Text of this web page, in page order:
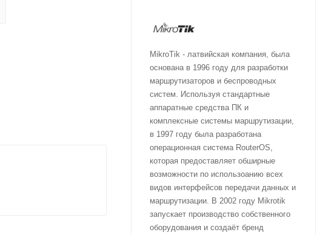
MikroTik - латвийская компания, была
основана в 1996 году для разработки
маршрутизаторов и беспроводных
систем. Используя стандартные
аппаратные средства ПК и
комплексные системы маршрутизации,
в 1997 году была разработана
операционная система RouterOS,
которая предоставляет обширные
возможности по использоанию всех
видов интерфейсов передачи данных и
маршрутизации. В 2002 году Mikrotik
запускает производство собственного
оборудования и создаёт бренд